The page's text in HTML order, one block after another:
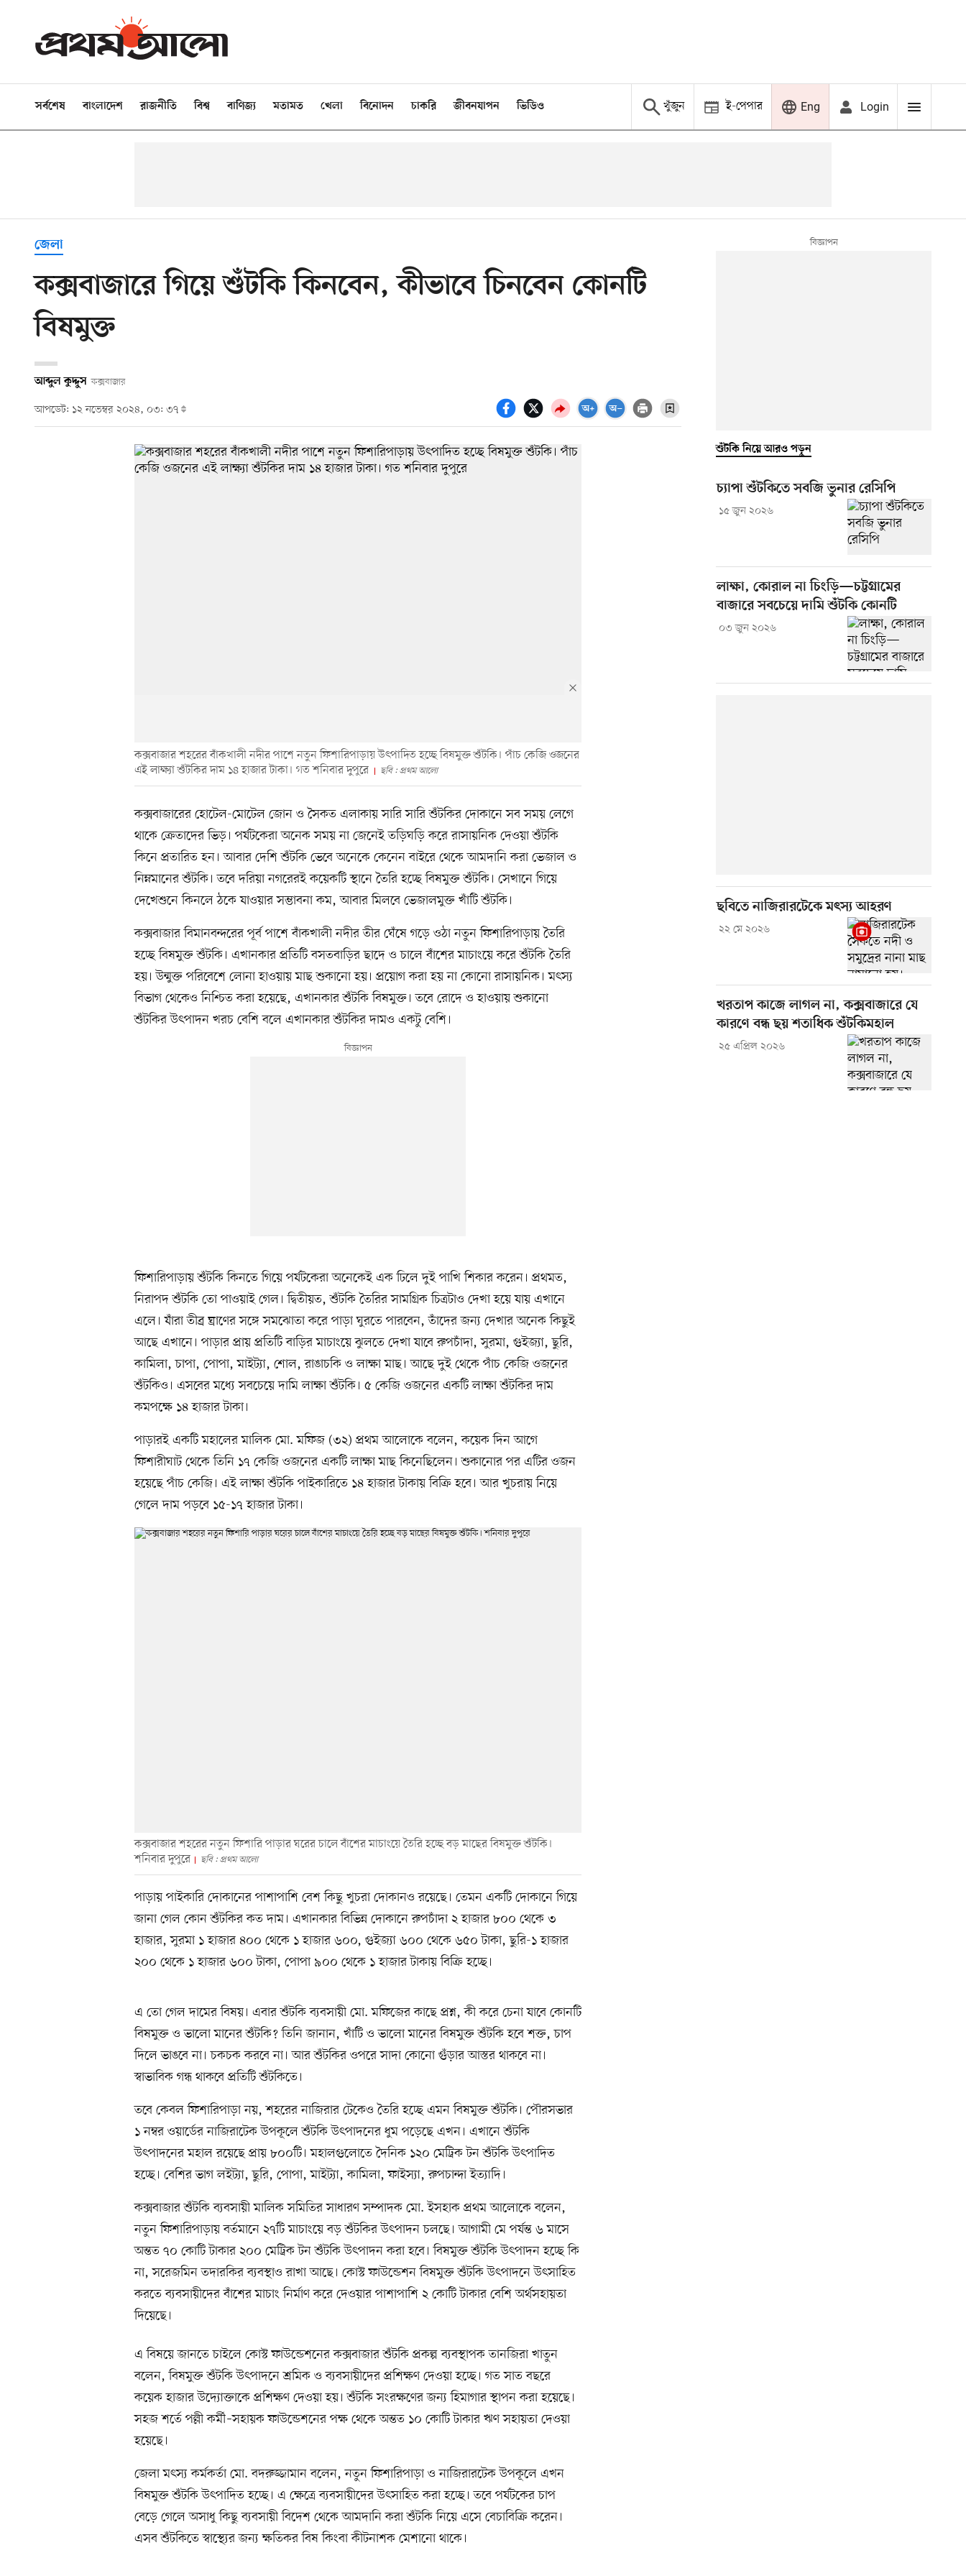
সর্বশেষ বাংলাদেশ রাজনীতি বিশ্ব বাণিজ্য মতামত খেলা বিনোদন চাকরি জীবনযাপন ভিডিও খুঁজুন ই-পেপার Eng Login
জেলা
কক্সবাজারে গিয়ে শুঁটকি কিনবেন, কীভাবে চিনবেন কোনটি
বিষমুক্ত
আব্দুল কুদ্দুস কক্সবাজার
আপডেট: ১২ নভেম্বর ২০২৪, ০৩: ৩৭
কক্সবাজার শহরের বাঁকখালী নদীর পাশে নতুন ফিশারিপাড়ায় উৎপাদিত হচ্ছে বিষমুক্ত শুঁটকি। পাঁচ কেজি ওজনের
এই লাক্ষ্যা শুঁটকির দাম ১৪ হাজার টাকা। গত শনিবার দুপুরে
ছবি : প্রথম আলো
কক্সবাজারের হোটেল-মোটেল জোন ও সৈকত এলাকায় সারি সারি শুঁটকির দোকানে সব সময় লেগে
থাকে ক্রেতাদের ভিড়। পর্যটকেরা অনেক সময় না জেনেই তড়িঘড়ি করে রাসায়নিক দেওয়া শুঁটকি
কিনে প্রতারিত হন। আবার দেশি শুঁটকি ভেবে অনেকে কেনেন বাইরে থেকে আমদানি করা ভেজাল ও
নিম্নমানের শুঁটকি। তবে দরিয়া নগরেরই কয়েকটি স্থানে তৈরি হচ্ছে বিষমুক্ত শুঁটকি। সেখানে গিয়ে
দেখেশুনে কিনলে ঠকে যাওয়ার সম্ভাবনা কম, আবার মিলবে ভেজালমুক্ত খাঁটি শুঁটকি।
কক্সবাজার বিমানবন্দরের পূর্ব পাশে বাঁকখালী নদীর তীর ঘেঁষে গড়ে ওঠা নতুন ফিশারিপাড়ায় তৈরি
হচ্ছে বিষমুক্ত শুঁটকি। এখানকার প্রতিটি বসতবাড়ির ছাদে ও চালে বাঁশের মাচাংয়ে করে শুঁটকি তৈরি
হয়। উন্মুক্ত পরিবেশে লোনা হাওয়ায় মাছ শুকানো হয়। প্রয়োগ করা হয় না কোনো রাসায়নিক। মৎস্য
বিভাগ থেকেও নিশ্চিত করা হয়েছে, এখানকার শুঁটকি বিষমুক্ত। তবে রোদে ও হাওয়ায় শুকানো
শুঁটকির উৎপাদন খরচ বেশি বলে এখানকার শুঁটকির দামও একটু বেশি।
ফিশারিপাড়ায় শুঁটকি কিনতে গিয়ে পর্যটকেরা অনেকেই এক ঢিলে দুই পাখি শিকার করেন। প্রথমত,
নিরাপদ শুঁটকি তো পাওয়াই গেল। দ্বিতীয়ত, শুঁটকি তৈরির সামগ্রিক চিত্রটাও দেখা হয়ে যায় এখানে
এলে। যাঁরা তীব্র ঘ্রাণের সঙ্গে সমঝোতা করে পাড়া ঘুরতে পারবেন, তাঁদের জন্য দেখার অনেক কিছুই
আছে এখানে। পাড়ার প্রায় প্রতিটি বাড়ির মাচাংয়ে ঝুলতে দেখা যাবে রুপচাঁদা, সুরমা, গুইজ্যা, ছুরি,
কামিলা, চাপা, পোপা, মাইট্যা, শোল, রাঙাচকি ও লাক্ষা মাছ। আছে দুই থেকে পাঁচ কেজি ওজনের
শুঁটকিও। এসবের মধ্যে সবচেয়ে দামি লাক্ষা শুঁটকি। ৫ কেজি ওজনের একটি লাক্ষা শুঁটকির দাম
কমপক্ষে ১৪ হাজার টাকা।
পাড়ারই একটি মহালের মালিক মো. মফিজ (৩২) প্রথম আলোকে বলেন, কয়েক দিন আগে
ফিশারীঘাট থেকে তিনি ১৭ কেজি ওজনের একটি লাক্ষা মাছ কিনেছিলেন। শুকানোর পর এটির ওজন
হয়েছে পাঁচ কেজি। এই লাক্ষা শুঁটকি পাইকারিতে ১৪ হাজার টাকায় বিক্রি হবে। আর খুচরায় নিয়ে
গেলে দাম পড়বে ১৫-১৭ হাজার টাকা।
কক্সবাজার শহরের নতুন ফিশারি পাড়ার ঘরের চালে বাঁশের মাচাংয়ে তৈরি হচ্ছে বড় মাছের বিষমুক্ত শুঁটকি।
শনিবার দুপুরে
ছবি : প্রথম আলো
পাড়ায় পাইকারি দোকানের পাশাপাশি বেশ কিছু খুচরা দোকানও রয়েছে। তেমন একটি দোকানে গিয়ে
জানা গেল কোন শুঁটকির কত দাম। এখানকার বিভিন্ন দোকানে রুপচাঁদা ২ হাজার ৮০০ থেকে ৩
হাজার, সুরমা ১ হাজার ৪০০ থেকে ১ হাজার ৬০০, গুইজ্যা ৬০০ থেকে ৬৫০ টাকা, ছুরি-১ হাজার
২০০ থেকে ১ হাজার ৬০০ টাকা, পোপা ৯০০ থেকে ১ হাজার টাকায় বিক্রি হচ্ছে।
এ তো গেল দামের বিষয়। এবার শুঁটকি ব্যবসায়ী মো. মফিজের কাছে প্রশ্ন, কী করে চেনা যাবে কোনটি
বিষমুক্ত ও ভালো মানের শুঁটকি? তিনি জানান, খাঁটি ও ভালো মানের বিষমুক্ত শুঁটকি হবে শক্ত, চাপ
দিলে ভাঙবে না। চকচক করবে না। আর শুঁটকির ওপরে সাদা কোনো গুঁড়ার আস্তর থাকবে না।
স্বাভাবিক গন্ধ থাকবে প্রতিটি শুঁটকিতে।
তবে কেবল ফিশারিপাড়া নয়, শহরের নাজিরার টেকেও তৈরি হচ্ছে এমন বিষমুক্ত শুঁটকি। পৌরসভার
১ নম্বর ওয়ার্ডের নাজিরাটেক উপকূলে শুঁটকি উৎপাদনের ধুম পড়েছে এখন। এখানে শুঁটকি
উৎপাদনের মহাল রয়েছে প্রায় ৮০০টি। মহালগুলোতে দৈনিক ১২০ মেট্রিক টন শুঁটকি উৎপাদিত
হচ্ছে। বেশির ভাগ লইট্যা, ছুরি, পোপা, মাইট্যা, কামিলা, ফাইস্যা, রুপচান্দা ইত্যাদি।
কক্সবাজার শুঁটকি ব্যবসায়ী মালিক সমিতির সাধারণ সম্পাদক মো. ইসহাক প্রথম আলোকে বলেন,
নতুন ফিশারিপাড়ায় বর্তমানে ২৭টি মাচাংয়ে বড় শুঁটকির উৎপাদন চলছে। আগামী মে পর্যন্ত ৬ মাসে
অন্তত ৭০ কোটি টাকার ২০০ মেট্রিক টন শুঁটকি উৎপাদন করা হবে। বিষমুক্ত শুঁটকি উৎপাদন হচ্ছে কি
না, সরেজমিন তদারকির ব্যবস্থাও রাখা আছে। কোস্ট ফাউন্ডেশন বিষমুক্ত শুঁটকি উৎপাদনে উৎসাহিত
করতে ব্যবসায়ীদের বাঁশের মাচাং নির্মাণ করে দেওয়ার পাশাপাশি ২ কোটি টাকার বেশি অর্থসহায়তা
দিয়েছে।
এ বিষয়ে জানতে চাইলে কোস্ট ফাউন্ডেশনের কক্সবাজার শুঁটকি প্রকল্প ব্যবস্থাপক তানজিরা খাতুন
বলেন, বিষমুক্ত শুঁটকি উৎপাদনে শ্রমিক ও ব্যবসায়ীদের প্রশিক্ষণ দেওয়া হচ্ছে। গত সাত বছরে
কয়েক হাজার উদ্যোক্তাকে প্রশিক্ষণ দেওয়া হয়। শুঁটকি সংরক্ষণের জন্য হিমাগার স্থাপন করা হয়েছে।
সহজ শর্তে পল্লী কর্মী–সহায়ক ফাউন্ডেশনের পক্ষ থেকে অন্তত ১০ কোটি টাকার ঋণ সহায়তা দেওয়া
হয়েছে।
জেলা মৎস্য কর্মকর্তা মো. বদরুজ্জামান বলেন, নতুন ফিশারিপাড়া ও নাজিরারটেক উপকূলে এখন
বিষমুক্ত শুঁটকি উৎপাদিত হচ্ছে। এ ক্ষেত্রে ব্যবসায়ীদের উৎসাহিত করা হচ্ছে। তবে পর্যটকের চাপ
বেড়ে গেলে অসাধু কিছু ব্যবসায়ী বিদেশ থেকে আমদানি করা শুঁটকি নিয়ে এসে বেচাবিক্রি করেন।
এসব শুঁটকিতে স্বাস্থ্যের জন্য ক্ষতিকর বিষ কিংবা কীটনাশক মেশানো থাকে।
শুঁটকি নিয়ে আরও পড়ুন
চ্যাপা শুঁটকিতে সবজি ভুনার রেসিপি
১৫ জুন ২০২৬
লাক্ষা, কোরাল না চিংড়ি—চট্টগ্রামের
বাজারে সবচেয়ে দামি শুঁটকি কোনটি
০৩ জুন ২০২৬
ছবিতে নাজিরারটেকে মৎস্য আহরণ
২২ মে ২০২৬
খরতাপ কাজে লাগল না, কক্সবাজারে যে
কারণে বন্ধ ছয় শতাধিক শুঁটকিমহাল
২৫ এপ্রিল ২০২৬